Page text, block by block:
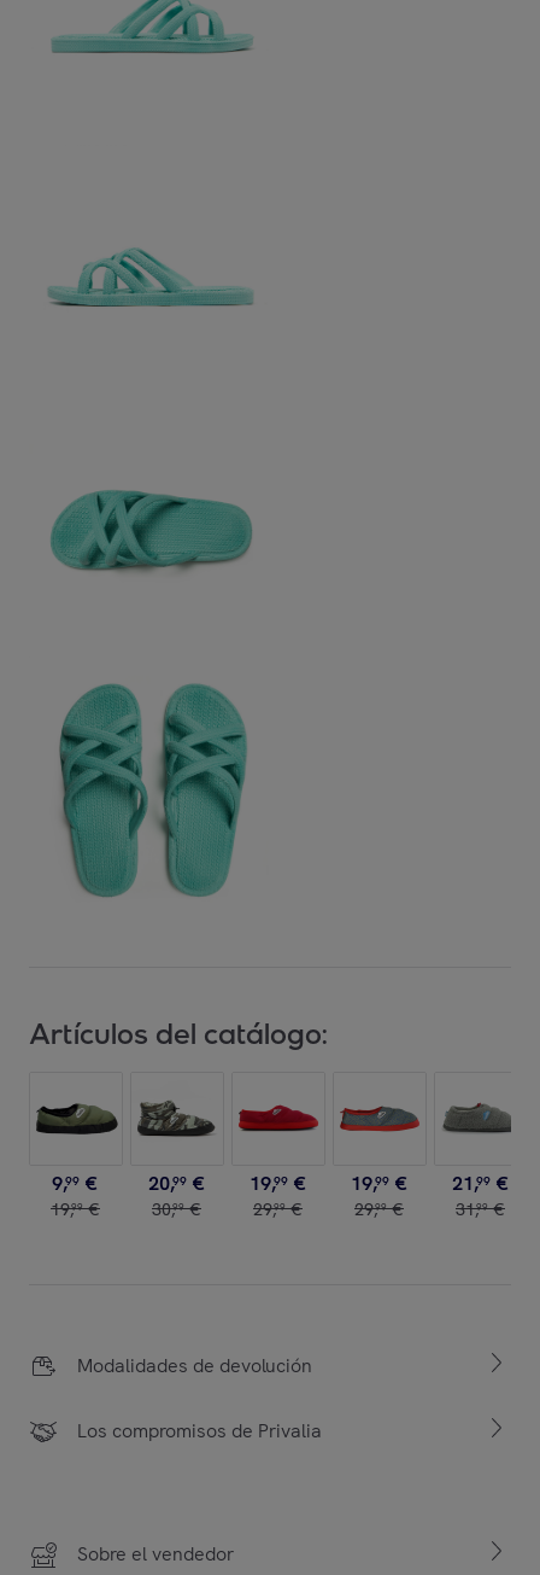
Artículos del catálogo:
9,99 €
19,99 €
20,99 €
30,99 €
19,99 €
29,99 €
19,99 €
29,99 €
21,99 €
31,99 €
Modalidades de devolución
Los compromisos de Privalia
Sobre el vendedor